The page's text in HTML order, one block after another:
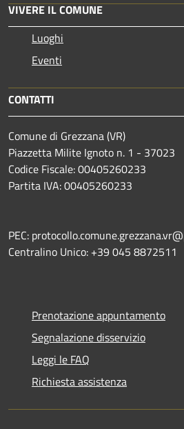
VIVERE IL COMUNE
Luoghi
Eventi
CONTATTI
Comune di Grezzana (VR)
Piazzetta Milite Ignoto n. 1 - 37023
Codice Fiscale: 00405260233
Partita IVA: 00405260233
PEC:
Centralino Unico: +39 045 8872511
Prenotazione appuntamento
Segnalazione disservizio
Leggi le FAQ
Richiesta assistenza